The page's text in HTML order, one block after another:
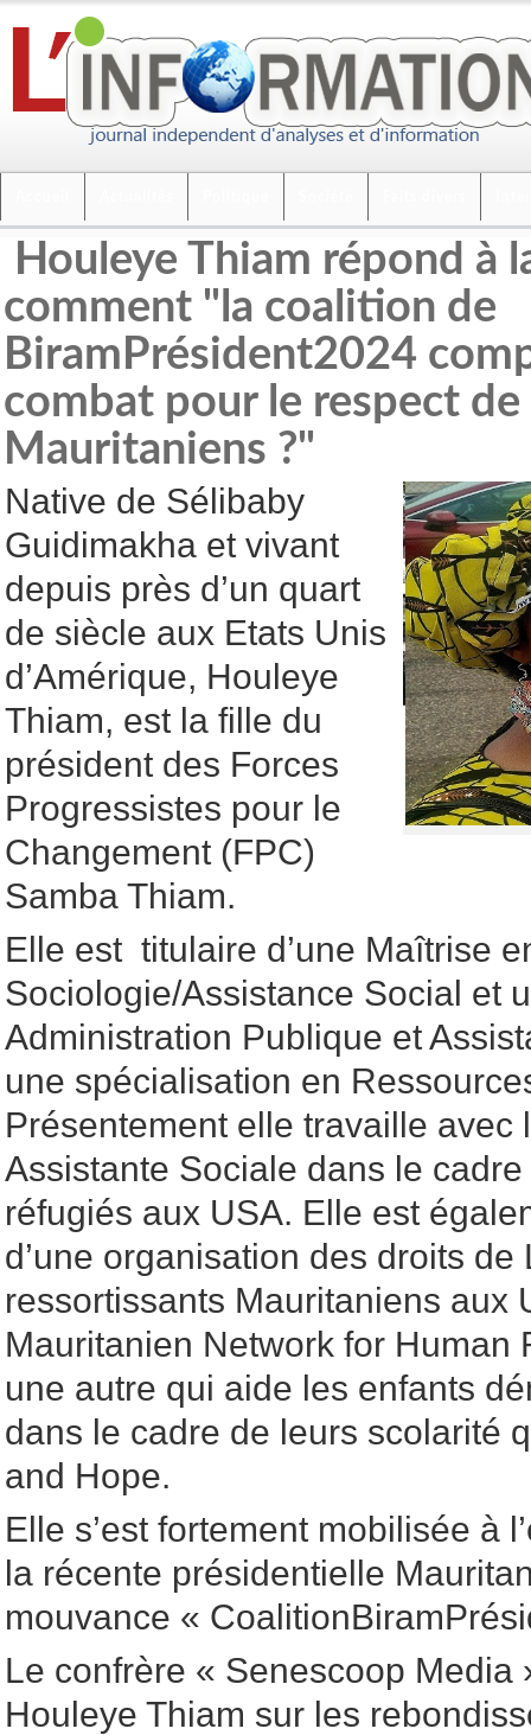
Houleye Thiam répond à
comment "la coalition de
BiramPrésident2024
combat pour le respect
Mauritaniens ?"
Native de Sélibaby
Guidimakha et vivant
depuis près d’un quart
de siècle aux Etats Unis
d’Amérique, Houleye
Thiam, est la fille du
président des Forces
Progressistes pour le
Changement (FPC)
Samba Thiam.
Elle est titulaire d’une Maîtrise
Sociologie/Assistance Social et
Administration Publique et
une spécialisation en
Présentement elle travaille avec
Assistante Sociale dans le
réfugiés aux USA. Elle est
d’une organisation des droits de
ressortissants Mauritaniens aux
Mauritanien Network for Human
une autre qui aide les enfants
dans le cadre de leurs scolarité
and Hope.
Elle s’est fortement mobilisée à
la récente présidentielle
mouvance «
Le confrère « Senescoop Media
Houleye Thiam sur les